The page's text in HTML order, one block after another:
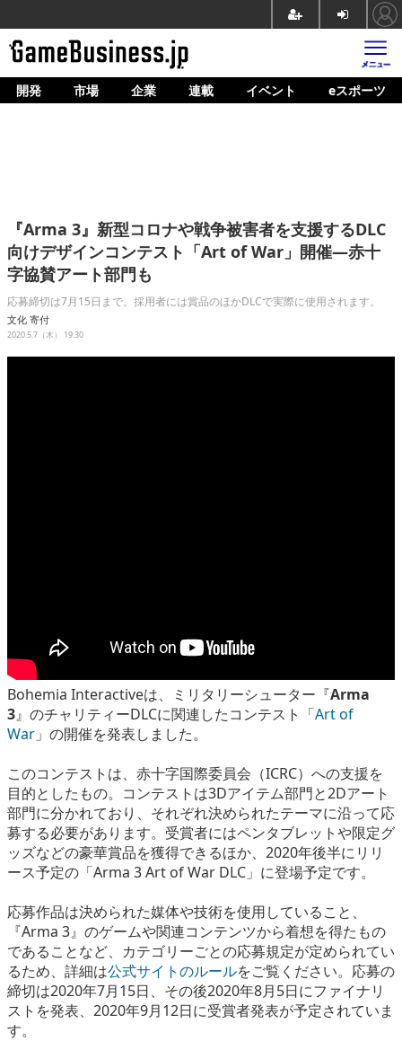
ホーム
企業動向
人材育成
産業政策
開発 市場 企業 連載 イベント eスポーツ
『Arma 3』新型コロナや戦争被害者を支援するDLC
向けデザインコンテスト「Art of War」開催―赤十
字協賛アート部門も
応募締切は7月15日まで。採用者には賞品のほかDLCで実際に使用されます。
文化 寄付
2020.5.7（木） 19:30
Bohemia Interactiveは、ミリタリーシューター『Arma
3』のチャリティーDLCに関連したコンテスト「Art of
War 」の開催を発表しました。
このコンテストは、赤十字国際委員会（ICRC）への支援を
目的としたもの。コンテストは3Dアイテム部門と2Dアート
部門に分かれており、それぞれ決められたテーマに沿って応
募する必要があります。受賞者にはペンタブレットや限定グ
ッズなどの豪華賞品を獲得できるほか、2020年後半にリリ
ース予定の「Arma 3 Art of War DLC」に登場予定です。
応募作品は決められた媒体や技術を使用していること、
『Arma 3』のゲームや関連コンテンツから着想を得たもの
であることなど、カテゴリーごとの応募規定が定められてい
るため、詳細は公式サイトのルールをご覧ください。応募の
締切は2020年7月15日、その後2020年8月5日にファイナリ
ストを発表、2020年9月12日に受賞者発表が予定されていま
す。